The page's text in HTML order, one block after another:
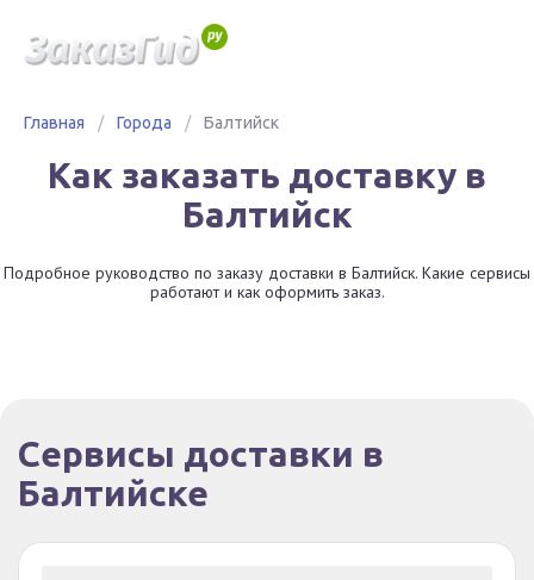
Главная / Города / Балтийск
Как заказать доставку в
Балтийск
Подробное руководство по заказу доставки в Балтийск. Какие сервисы
работают и как оформить заказ.
Сервисы доставки в
Балтийске